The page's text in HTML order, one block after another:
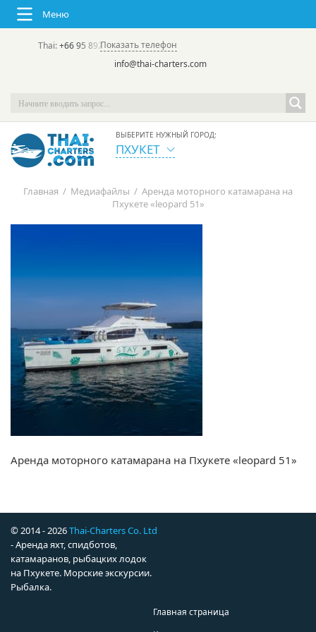
Меню
Thai:+66 95 892 7646(rus/eng) | в России:
Показать телефон
info@thai-charters.com
ВЫБЕРИТЕ НУЖНЫЙ ГОРОД:
ПХУКЕТ
Главная / Медиафайлы / Аренда моторного катамарана на
Пхукете «leopard 51»
Аренда моторного катамарана на Пхукете «leopard 51»
© 2014 - 2026Thai-Charters Co. Ltd
- Аренда яхт, спидботов,
катамаранов, рыбацких лодок
на Пхукете. Морские экскурсии.
Рыбалка.
Главная страница